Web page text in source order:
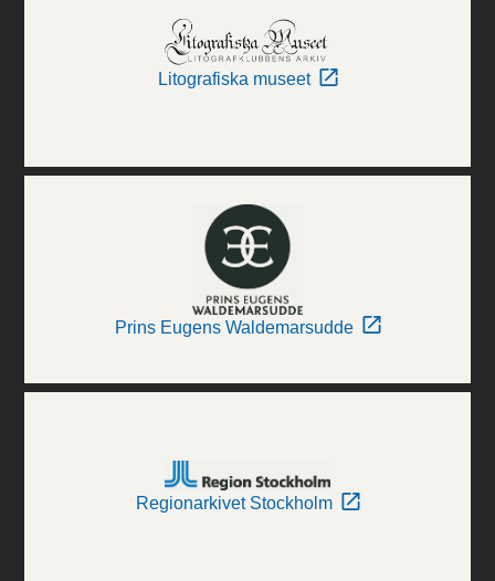
Litografiska museet
Prins Eugens Waldemarsudde
Regionarkivet Stockholm